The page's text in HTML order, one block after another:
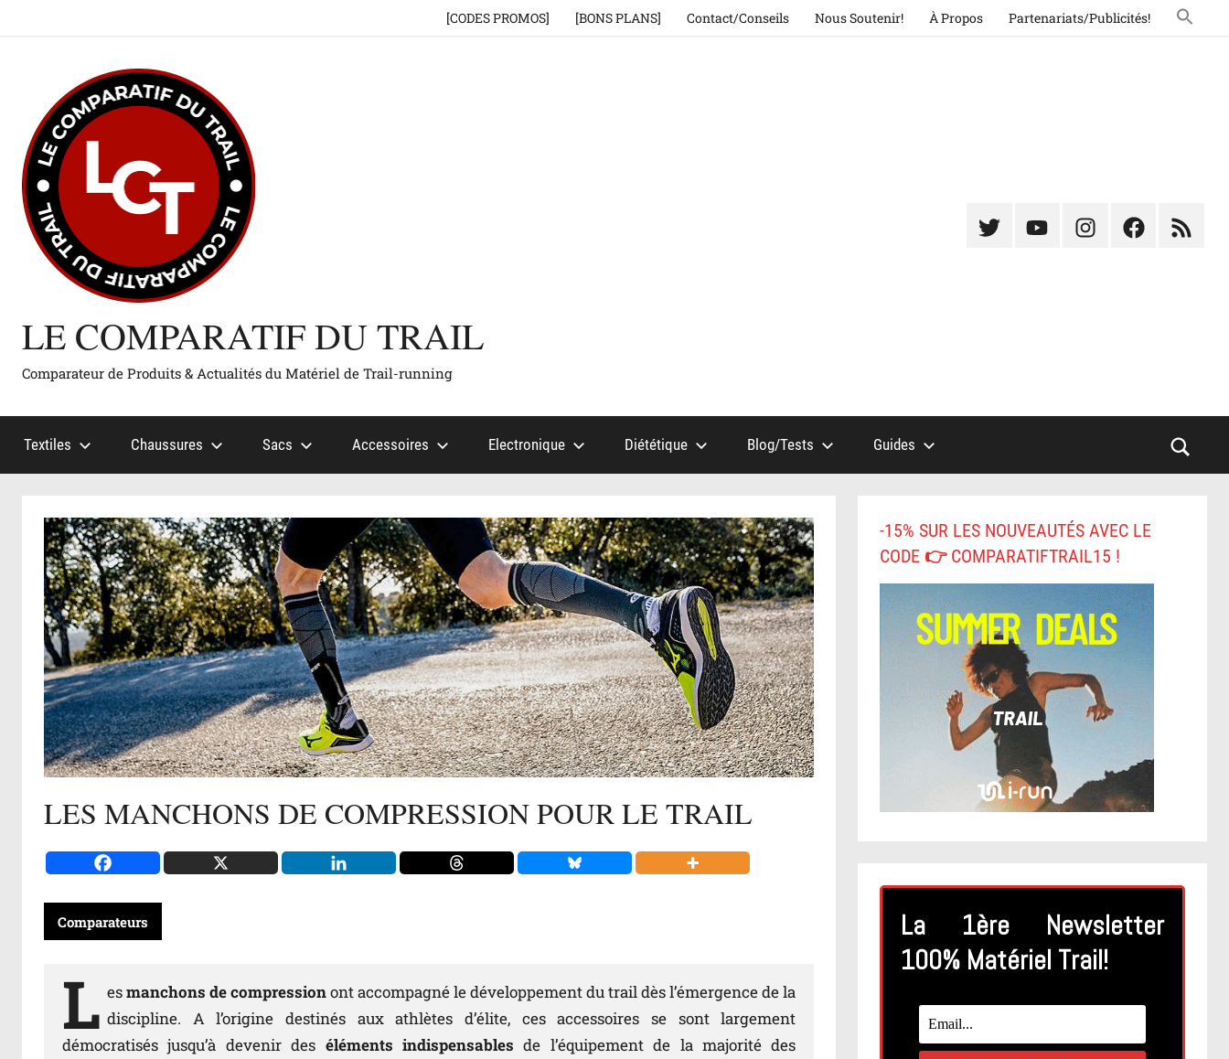
[CODES PROMOS] [BONS PLANS] Contact/Conseils Nous Soutenir! À Propos Partenariats/Publicités!
LE COMPARATIF DU TRAIL
Comparateur de Produits & Actualités du Matériel de Trail-running
ÉlémentÉlémentÉlémentÉlément
Textiles Chaussures Sacs Accessoires Electronique Diététique Blog/Tests Guides
LES MANCHONS DE COMPRESSION POUR LE TRAIL
Comparateurs
L esmanchons de compressionont accompagné le développement du trail dès l’émergence de la
discipline. A l’origine destinés aux athlètes d’élite, ces accessoires se sont largement
démocratisés jusqu’à devenir des éléments indispensables de l’équipement de la majorité des
-15% SUR LES NOUVEAUTÉS AVEC LE
CODE 👉 COMPARATIFTRAIL15 !
La 1ère Newsletter
100% Matériel Trail!